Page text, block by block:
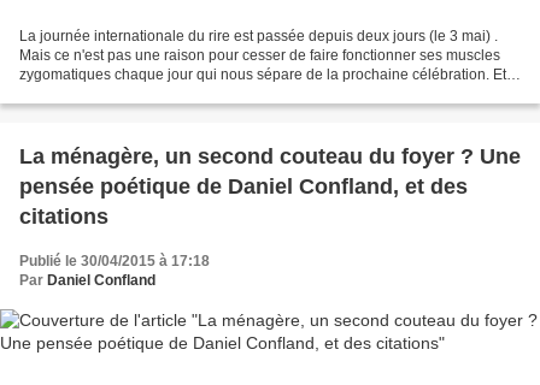
La journée internationale du rire est passée depuis deux jours (le 3 mai) .
Mais ce n'est pas une raison pour cesser de faire fonctionner ses muscles
zygomatiques chaque jour qui nous sépare de la prochaine célébration. Et
La ménagère, un second couteau du foyer ? Une
pensée poétique de Daniel Confland, et des
citations
Publié le 30/04/2015 à 17:18
Par Daniel Confland